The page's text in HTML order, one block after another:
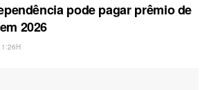
pode pagar prêmio de
2026